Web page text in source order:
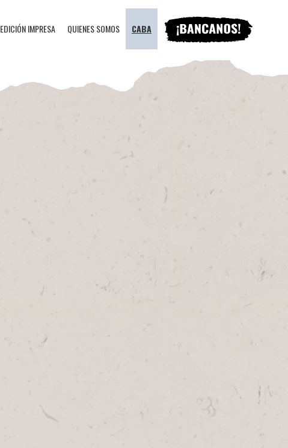
EDICIÓN IMPRESA QUIENES SOMOS CABA